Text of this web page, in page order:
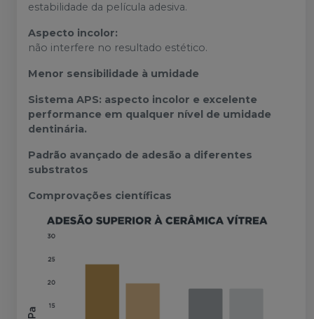
estabilidade da película adesiva.
Aspecto incolor:
não interfere no resultado estético.
Menor sensibilidade à umidade
Sistema APS: aspecto incolor e excelente
performance em qualquer nível de umidade
dentinária.
Padrão avançado de adesão a diferentes
substratos
Comprovações científicas